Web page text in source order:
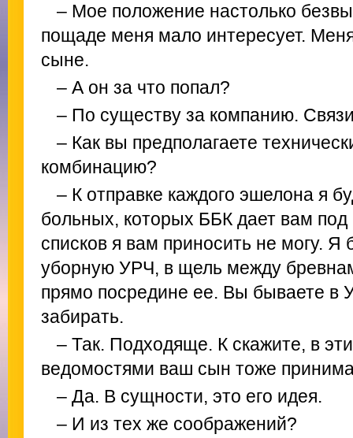
– Мое положение настолько
пощаде меня мало интересует.
сыне.
– А он за что попал?
– По существу за компанию.
– Как вы предполагаете
комбинацию?
– К отправке каждого эшелона я
больных, которых ББК дает вам
списков я вам приносить не могу. Я
уборную УРЧ, в щель между
прямо посредине ее. Вы бываете в
забирать.
– Так. Подходяще. К скажите, в
ведомостями ваш сын тоже
– Да. В сущности, это его идея.
– И из тех же соображений?